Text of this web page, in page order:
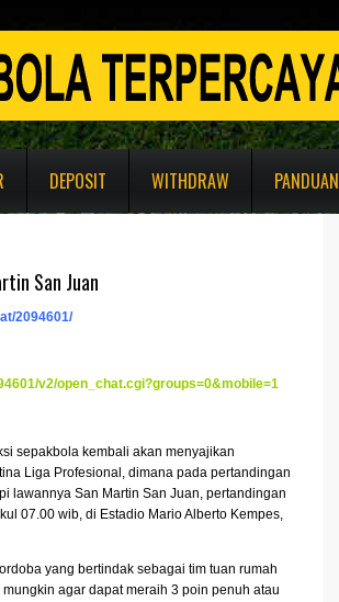
DEPOSIT WITHDRAW PANDUAN
San Juan
2094601/
v2/open_chat.cgi?groups=0&mobile=1
sepakbola kembali akan menyajikan
Liga Profesional, dimana pada pertandingan
lawannya San Martin San Juan, pertandingan
07.00 wib, di Estadio Mario Alberto Kempes,
yang bertindak sebagai tim tuan rumah
agar dapat meraih 3 poin penuh atau